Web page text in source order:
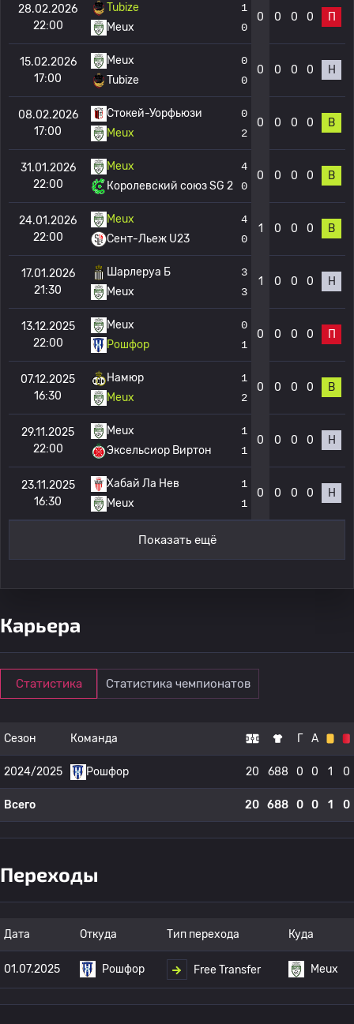
28.02.2026
22:00
Tubize
Meux
1
0
0 0 0 0 П
15.02.2026
17:00
Meux
Tubize
0
0
0 0 0 0 Н
08.02.2026
17:00
Стокей-Уорфьюзи
Meux
0
2
0 0 0 0 В
31.01.2026
22:00
Meux
Королевский союз SG 2
4
0
0 0 0 0 В
24.01.2026
22:00
Meux
Сент-Льеж U23
4
0
1 0 0 0 В
17.01.2026
21:30
Шарлеруа Б
Meux
3
3
1 0 0 0 Н
13.12.2025
22:00
Meux
Рошфор
0
1
0 0 0 0 П
07.12.2025
16:30
Намюр
Meux
1
2
0 0 0 0 В
29.11.2025
22:00
Meux
Эксельсиор Виртон
1
1
0 0 0 0 Н
23.11.2025
16:30
Хабай Ла Нев
Meux
1
1
0 0 0 0 Н
Показать ещё
Карьера
Статистика Статистика чемпионатов
Сезон Команда Г А
2024/2025 Рошфор 20 688 0 0 1 0
Всего 20 688 0 0 1 0
Переходы
Дата Откуда Тип перехода Куда
01.07.2025 Рошфор Free Transfer Meux